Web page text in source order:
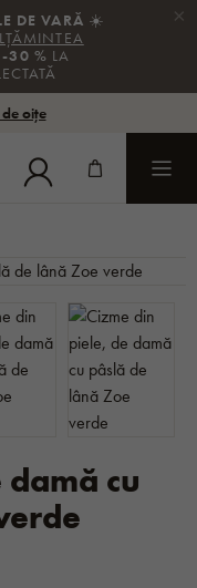
DE VARĂ ☀️
30 % LA
×
oițe
cu